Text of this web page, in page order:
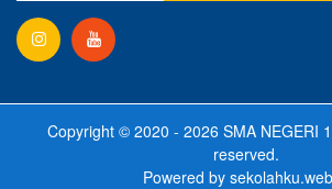
Copyright © 2020 - 2026 SMA NEGERI
reserved.
Powered by